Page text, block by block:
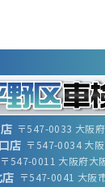
〒547-0033 大阪
店 〒547-0034 大
〒547-0011 大阪府大
〒547-0041 大阪